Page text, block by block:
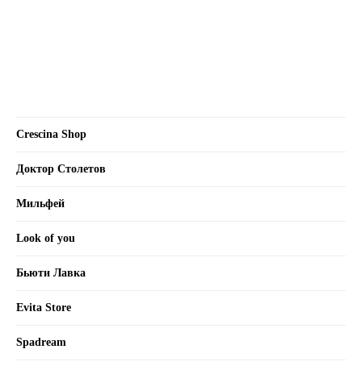
Crescina Shop
Доктор Столетов
Мильфей
Look of you
Бьюти Лавка
Evita Store
Spadream